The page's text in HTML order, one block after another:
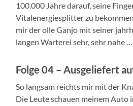
100.000 Jahre darauf, seine
Vitalenergiesplitter zu
mir der olle Ganjo mit seiner
langen Warterei sehr, sehr nahe …
Folge 04 – Ausgeliefert
So langsam reichts mir mit der
Die Leute schauen meinem Auto